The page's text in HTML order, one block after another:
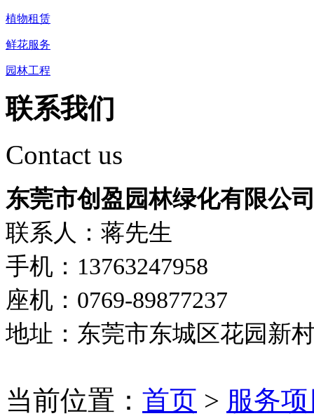
植物租赁
鲜花服务
园林工程
联系我们
Contact us
东莞市创盈园林绿化有限公
联系人：蒋先生
手机：13763247958
座机：0769-89877237
地址：东莞市东城区花园新
当前位置： 首页 > 服务